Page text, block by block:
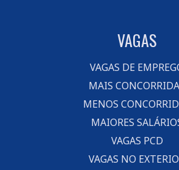
VAGAS
VAGAS DE
MAIS
MENOS
MAIORES
VAGAS PCD
VAGAS NO